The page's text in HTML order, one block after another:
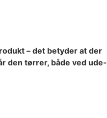
– det betyder at der
den tørrer, både ved ude-